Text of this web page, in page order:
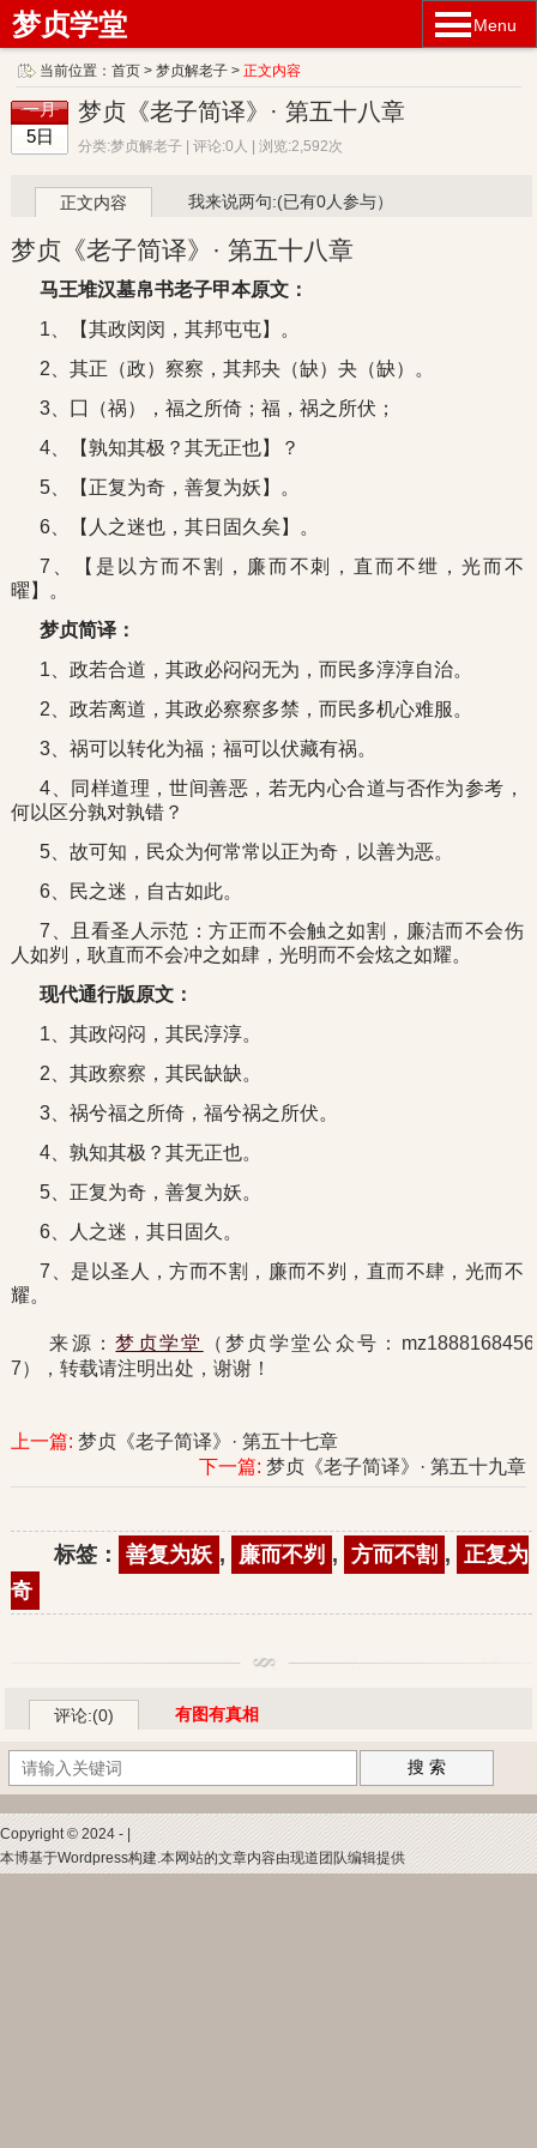
Menu
梦贞学堂
当前位置：首页 >梦贞解老子 >正文内容
一月
5日
梦贞《老子简译》· 第五十八章
分类:梦贞解老子 | 评论:0人 | 浏览:2,592次
正文内容 我来说两句:(已有0人参与）
梦贞《老子简译》· 第五十八章
马王堆汉墓帛书老子甲本原文：
1、【其政闵闵，其邦屯屯】。
2、其正（政）察察，其邦夬（缺）夬（缺）。
3、囗（祸），福之所倚；福，祸之所伏；
4、【孰知其极？其无正也】？
5、【正复为奇，善复为妖】。
6、【人之迷也，其日固久矣】。
7、【是以方而不割，廉而不刺，直而不绁，光而不
曜】。
梦贞简译：
1、政若合道，其政必闷闷无为，而民多淳淳自治。
2、政若离道，其政必察察多禁，而民多机心难服。
3、祸可以转化为福；福可以伏藏有祸。
4、同样道理，世间善恶，若无内心合道与否作为参考，
何以区分孰对孰错？
5、故可知，民众为何常常以正为奇，以善为恶。
6、民之迷，自古如此。
7、且看圣人示范：方正而不会触之如割，廉洁而不会伤
人如刿，耿直而不会冲之如肆，光明而不会炫之如耀。
现代通行版原文：
1、其政闷闷，其民淳淳。
2、其政察察，其民缺缺。
3、祸兮福之所倚，福兮祸之所伏。
4、孰知其极？其无正也。
5、正复为奇，善复为妖。
6、人之迷，其日固久。
7、是以圣人，方而不割，廉而不刿，直而不肆，光而不
耀。
来源：梦贞学堂
（梦贞学堂公众号：mz1888168456
7），转载请注明出处，谢谢！
上一篇:梦贞《老子简译》· 第五十七章
下一篇: 梦贞《老子简译》· 第五十九章
标签： 善复为妖 , 廉而不刿 , 方而不割 ,
正复为
奇
评论:(0) 有图有真相
搜 索
Copyright © 2024 - |
本博基于Wordpress构建.本网站的文章内容由现道团队编辑提供